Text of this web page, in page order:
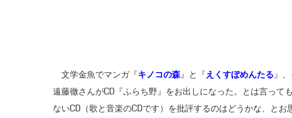
文学金魚でマンガ『キノコの森』と『えくすぽめんたる』
遠藤徹さんがCD『ふらち野』をお出しになった。とは言っ
ないCD（歌と音楽のCDです）を批評するのはどうかな、と